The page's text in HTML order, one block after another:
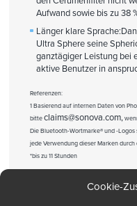
Cookie-
Aufwand sowie bis zu 38
Länger klare Sprache:
Ultra Sphere seine
ganztägiger Leistung bei
aktive Benutzer in
Referenzen:
1 Basierend auf internen Daten von
bitteclaims@sonova.com,
Die Bluetooth-Wortmarke® und -
jede Verwendung dieser Marken
*bis zu 11 Stunden